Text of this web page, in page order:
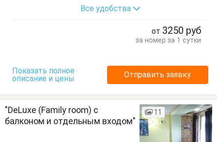
Журнальный столик
Кровать двуспальная
Все удобства
от 3250 руб
за номер за 1 сутки
Показать полное
описание и цены
Отправить заявку
"DeLuxe (Family room) с
балконом и отдельным входом"
11